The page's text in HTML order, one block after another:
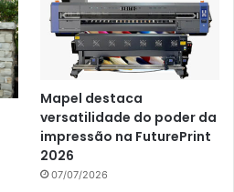
Mapel destaca
versatilidade do poder da
impressão na FuturePrint
2026
07/07/2026